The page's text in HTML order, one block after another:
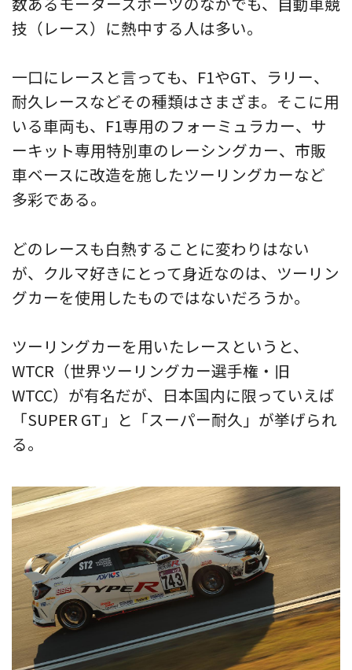
技（レース）に熱中する人は多い。
一口にレースと言っても、F1やGT、ラリー、
耐久レースなどその種類はさまざま。そこに用
いる車両も、F1専用のフォーミュラカー、サ
ーキット専用特別車のレーシングカー、市販
車ベースに改造を施したツーリングカーなど
多彩である。
どのレースも白熱することに変わりはない
が、クルマ好きにとって身近なのは、ツーリン
グカーを使用したものではないだろうか。
ツーリングカーを用いたレースというと、
WTCR（世界ツーリングカー選手権・旧
WTCC）が有名だが、日本国内に限っていえば
「SUPER GT」と「スーパー耐久」が挙げられ
る。